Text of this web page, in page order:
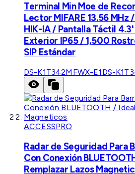
Terminal Min Moe de
Lector MIFARE 13.56 MHz
HIK-IA / Pantalla Táctil
Exterior IP65 / 1,500
SIP Estándar
DS-K1T342MFWX-E1 DS-
ACCESSPRO
Radar de Seguridad Para
Con Conexión
Remplazar Lazos